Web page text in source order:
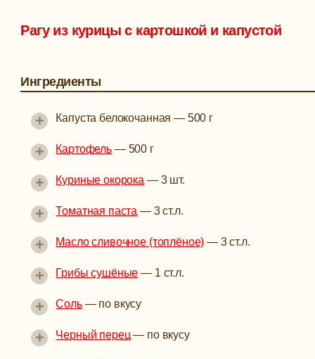
Рагу из курицы с картошкой и капустой
Ингредиенты
Капуста белокочанная — 500 г
+
Картофель— 500 г
+
Куриные окорока — 3 шт.
+
Томатная паста — 3 ст.л.
+
Масло сливочное (топлёное) — 3 ст.л.
+
Грибы сушёные — 1 ст.л.
+
Соль— по вкусу
+
Черный перец — по вкусу
+